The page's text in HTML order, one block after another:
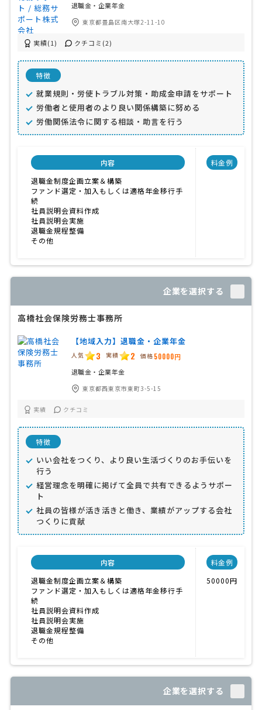
退職金・企業年金
東京都豊島区南大塚2-11-10
実績(1) クチコミ(2)
特徴
就業規則・労使トラブル対策・助成金申請をサポート
労働者と使用者のより良い関係構築に努める
労働関係法令に関する相談・助言を行う
内容
退職金制度企画立案＆構築
ファンド選定・加入もしくは適格年金移行手
続
社員説明会資料作成
社員説明会実施
退職金規程整備
その他
料金例
企業を選択する
高橋社会保険労務士事務所
【地域入力】退職金・企業年金
人気 3 実績 2 価格 50000円
退職金・企業年金
東京都西東京市東町3-5-15
実績 クチコミ
特徴
いい会社をつくり、より良い生活づくりのお手伝いを
行う
経営理念を明確に掲げて全員で共有できるようサポー
ト
社員の皆様が活き活きと働き、業績がアップする会社
つくりに貢献
内容
退職金制度企画立案＆構築
ファンド選定・加入もしくは適格年金移行手
続
社員説明会資料作成
社員説明会実施
退職金規程整備
その他
料金例
50000円
企業を選択する